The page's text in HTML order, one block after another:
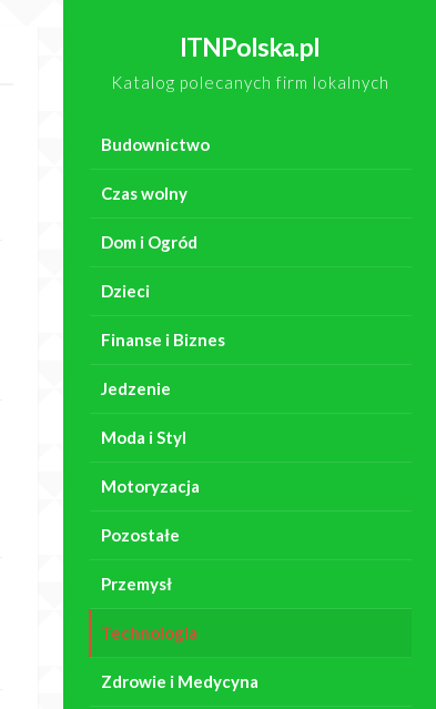
ITNPolska.pl
Katalog polecanych firm lokalnych
Budownictwo
Czas wolny
Dom i Ogród
Dzieci
Finanse i Biznes
Jedzenie
Moda i Styl
Motoryzacja
Pozostałe
Przemysł
Technologia
Zdrowie i Medycyna